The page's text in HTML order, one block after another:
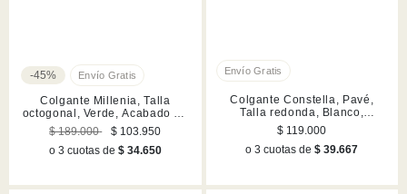
-45%
Colgante Millenia, Talla
octogonal, Verde, Acabado en
tono oro
$ 189.000
$ 103.950
o 3 cuotas de $ 34.650
Colgante Constella, Pavé,
Talla redonda, Blanco,
Acabado en rodio
$ 119.000
o 3 cuotas de$ 39.667